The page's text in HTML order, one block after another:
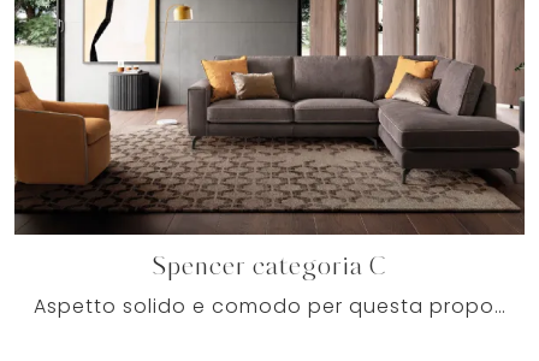
Spencer categoria C
Aspetto solido e comodo per questa proposta di qualità, una tra molteplici divani ad angolo in tessuto di Le Comfort, sempre in materiali di qualità.